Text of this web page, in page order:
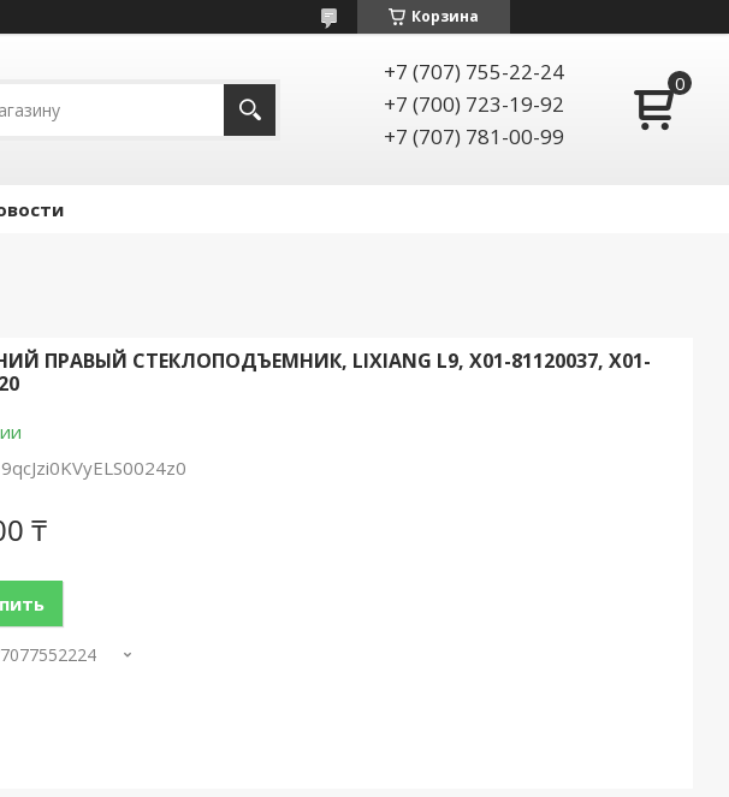
Корзина
+7 (707) 755-22-24
+7 (700) 723-19-92
+7 (707) 781-00-99
ПРАВЫЙ СТЕКЛОПОДЪЕМНИК, LIXIANG L9, X01-81120037, X01-
₸